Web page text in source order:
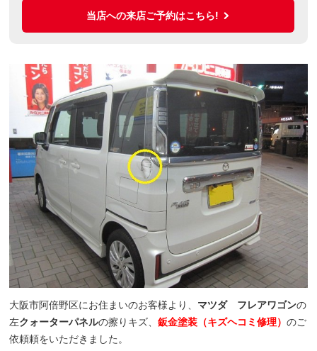
当店への来店ご予約はこちら!
大阪市阿倍野区にお住まいのお客様より、 マツダ フレアワゴンの
左クォーターパネルの擦りキズ、鈑金塗装（キズヘコミ修理）のご
依頼頼をいただきました。